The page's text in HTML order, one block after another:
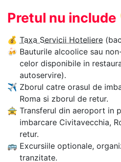
Pretul nu include
💰 Taxa Servicii Hoteliere
🍻 Bauturile alcoolice sau
celor disponibile in
autoservire).
✈ Zborul catre orasul de
Roma si zborul de retur.
🚖 Transferul din aeroport in
imbarcare Civitavecchia,
retur.
🚌 Excursiile optionale,
tranzitate.